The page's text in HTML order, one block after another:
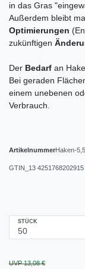
in das Gras
Außerdem bleibt
Optimierungen
zukünftigen
Der Bedarf an
Bei geraden
einem unebenen
Verbrauch.
ArtikelnummerHaken-
GTIN_13 4251768202915
STÜCK
UVP 13,08 €